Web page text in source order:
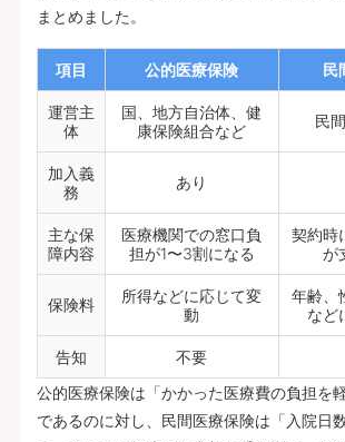
まとめました。
項目 公的医療保険 民
運営主
体
国、地方自治体、健
康保険組合など
民
加入義
務
あり
主な保
障内容
医療機関での窓口負
担が1〜3割になる
契約時
が
保険料
所得などに応じて変
動
年齢、
など
告知 不要
公的医療保険は「かかった医療費の負担を
であるのに対し、民間医療保険は「入院日